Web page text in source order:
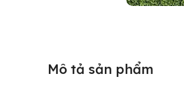
Mô tả sản phẩm